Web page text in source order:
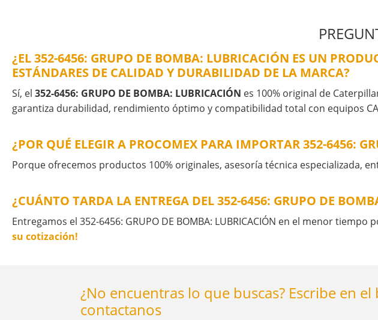
¿EL 352-6456: GRUPO DE BOMBA: LUBRICACIÓN ES UN
ESTÁNDARES DE CALIDAD Y DURABILIDAD DE LA MARCA?
Sí, el 352-6456: GRUPO DE BOMBA: LUBRICACIÓN es 100% original de
garantiza durabilidad, rendimiento óptimo y compatibilidad total con equipos
¿POR QUÉ ELEGIR A PROCOMEX PARA IMPORTAR 352-6456:
Porque ofrecemos productos 100% originales, asesoría técnica especializada,
¿CUÁNTO TARDA LA ENTREGA DEL 352-6456: GRUPO DE
Entregamos el 352-6456: GRUPO DE BOMBA: LUBRICACIÓN en el menor
su cotización!
¿No encuentras lo que buscas? Escribe en
contactanos